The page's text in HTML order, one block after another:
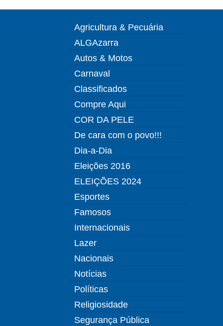
Agricultura & Pecuária
ALGAzarra
Autos & Motos
Carnaval
Classificados
Compre Aqui
COR DA PELE
De cara com o povo!!!
Dia-a-Dia
Eleições 2016
ELEIÇÕES 2024
Esportes
Famosos
Internacionais
Lazer
Nacionais
Notícias
Políticas
Religiosidade
Segurança Pública